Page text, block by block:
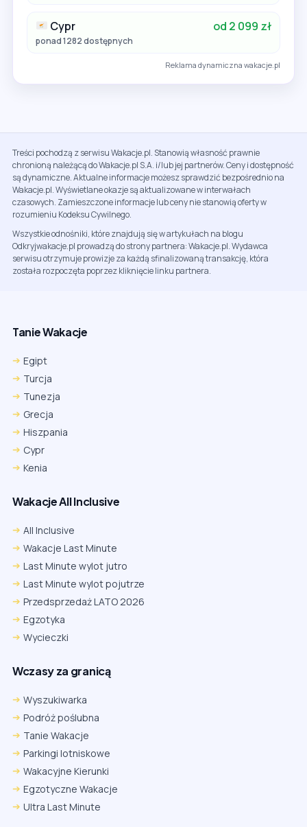
Cypr od 2 099 zł
ponad 1282 dostępnych
Reklama dynamiczna wakacje.pl
Treści pochodzą z serwisu Wakacje.pl. Stanowią własność prawnie
chronioną należącą do Wakacje.pl S.A. i/lub jej partnerów. Ceny i dostępność
są dynamiczne. Aktualne informacje możesz sprawdzić bezpośrednio na
Wakacje.pl. Wyświetlane okazje są aktualizowane w interwałach
czasowych. Zamieszczone informacje lub ceny nie stanowią oferty w
rozumieniu Kodeksu Cywilnego.
Wszystkie odnośniki, które znajdują się w artykułach na blogu
Odkryjwakacje.pl prowadzą do strony partnera: Wakacje.pl. Wydawca
serwisu otrzymuje prowizje za każdą sfinalizowaną transakcję, która
została rozpoczęta poprzez kliknięcie linku partnera.
Tanie Wakacje
Egipt
Turcja
Tunezja
Grecja
Hiszpania
Cypr
Kenia
Wakacje All Inclusive
All Inclusive
Wakacje Last Minute
Last Minute wylot jutro
Last Minute wylot pojutrze
Przedsprzedaż LATO 2026
Egzotyka
Wycieczki
Wczasy za granicą
Wyszukiwarka
Podróż poślubna
Tanie Wakacje
Parkingi lotniskowe
Wakacyjne Kierunki
Egzotyczne Wakacje
Ultra Last Minute